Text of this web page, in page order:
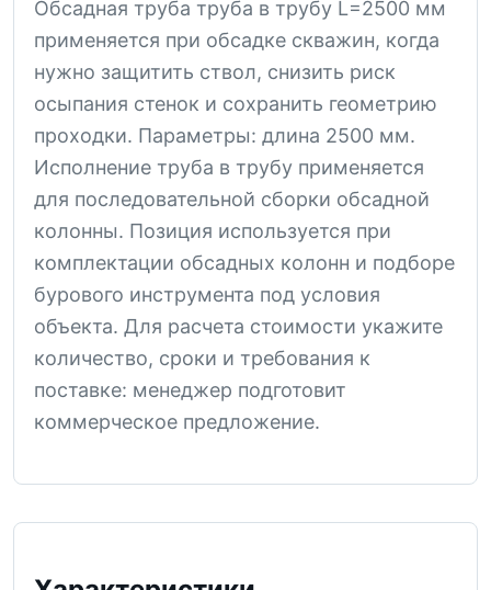
Обсадная труба труба в трубу L=2500 мм
применяется при обсадке скважин, когда
нужно защитить ствол, снизить риск
осыпания стенок и сохранить геометрию
проходки. Параметры: длина 2500 мм.
Исполнение труба в трубу применяется
для последовательной сборки обсадной
колонны. Позиция используется при
комплектации обсадных колонн и подборе
бурового инструмента под условия
объекта. Для расчета стоимости укажите
количество, сроки и требования к
поставке: менеджер подготовит
коммерческое предложение.